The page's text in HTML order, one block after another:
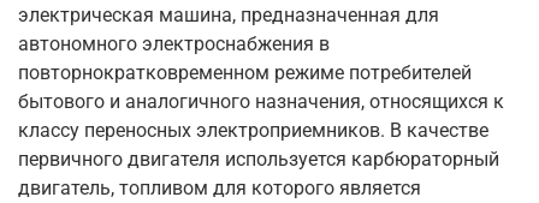
электрическая машина, предназначенная для
автономного электроснабжения в
повторнократковременном режиме потребителей
бытового и аналогичного назначения, относящихся к
классу переносных электроприемников. В качестве
первичного двигателя используется карбюраторный
двигатель, топливом для которого является